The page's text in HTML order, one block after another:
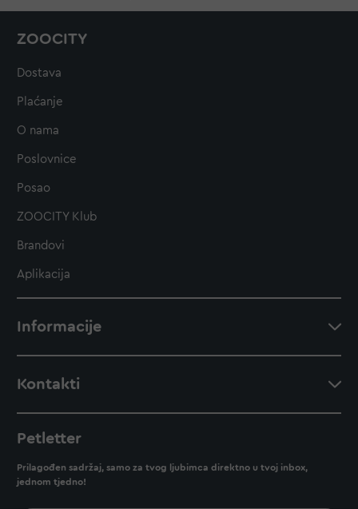
ZOOCITY
Dostava
Plaćanje
O nama
Poslovnice
Posao
ZOOCITY Klub
Brandovi
Aplikacija
Informacije
Kontakti
Petletter
Prilagođen sadržaj, samo za tvog ljubimca direktno u tvoj inbox,
jednom tjedno!